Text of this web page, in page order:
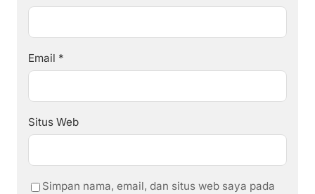
Email *
Situs Web
Simpan nama, email, dan situs web saya pada